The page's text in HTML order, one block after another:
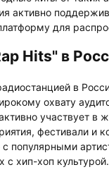
активно
для
Hits" в
в
охвату
участвует в
фестивали и
с популярными
с хип-хоп культурой.